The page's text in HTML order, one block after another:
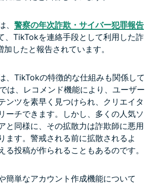
警察の年次詐欺・サイバー犯罪報告
、TikTokを連絡手段として利用した詐
したと報告されています。
、TikTokの特徴的な仕組みも関係して
は、レコメンド機能により、ユーザー
ンツを素早く見つけられ、クリエイタ
ーチできます。しかし、多くの人気ソ
と同様に、その拡散力は詐欺師に悪用
ます。警戒される前に拡散されるよ
る投稿が作られることもあるのです。
簡単なアカウント作成機能について